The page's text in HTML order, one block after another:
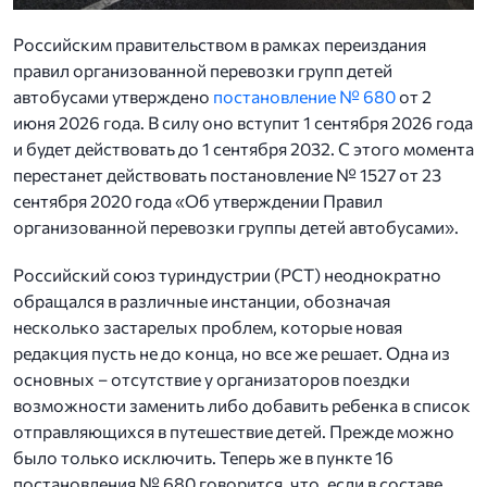
Российским правительством в рамках переиздания
правил организованной перевозки групп детей
автобусами утверждено постановление № 680от 2
июня 2026 года. В силу оно вступит 1 сентября 2026 года
и будет действовать до 1 сентября 2032. С этого момента
перестанет действовать постановление № 1527 от 23
сентября 2020 года «Об утверждении Правил
организованной перевозки группы детей автобусами».
Российский союз туриндустрии (РСТ) неоднократно
обращался в различные инстанции, обозначая
несколько застарелых проблем, которые новая
редакция пусть не до конца, но все же решает. Одна из
основных – отсутствие у организаторов поездки
возможности заменить либо добавить ребенка в список
отправляющихся в путешествие детей. Прежде можно
было только исключить. Теперь же в пункте 16